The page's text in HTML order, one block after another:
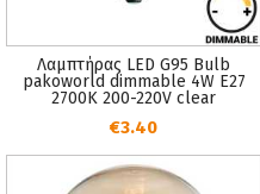
Λαμπτήρας LED G95 Bulb
pakoworld dimmable 4W E27
2700K 200-220V clear
€3.40